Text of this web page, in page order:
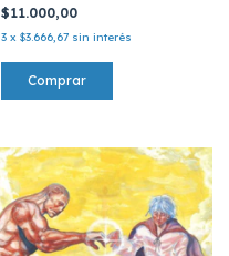
$11.000,00
3 x $3.666,67 sin interés